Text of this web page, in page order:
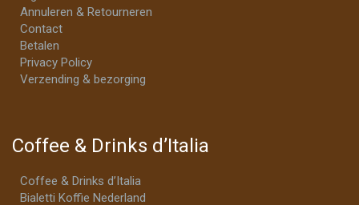
Annuleren & Retourneren
Contact
Betalen
Privacy Policy
Verzending & bezorging
Coffee & Drinks d’Italia
Coffee & Drinks d’Italia
Bialetti Koffie Nederland